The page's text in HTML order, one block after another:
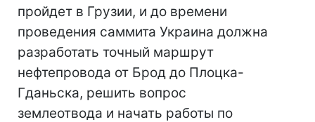
пройдет в Грузии, и до времени
проведения саммита Украина должна
разработать точный маршрут
нефтепровода от Брод до Плоцка-
Гданьска, решить вопрос
землеотвода и начать работы по